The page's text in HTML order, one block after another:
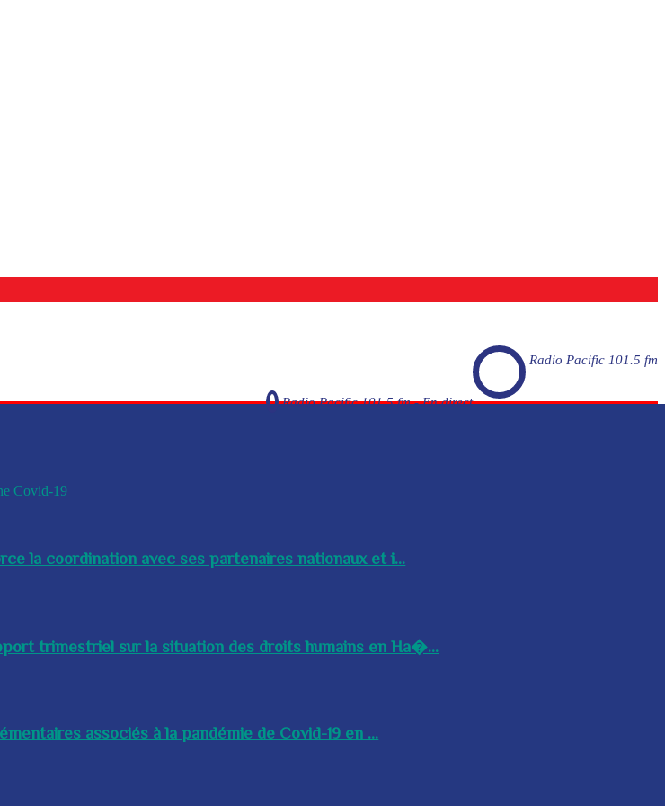
Radio Pacific 101.5 fm
Radio Pacific 101.5 fm - En direct
Covid-19
la coordination avec ses partenaires nationaux et i...
trimestriel sur la situation des droits humains en Ha�...
associés à la pandémie de Covid-19 en ...